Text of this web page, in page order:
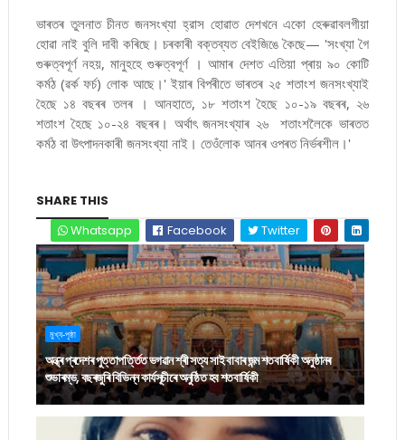
ভাৰতৰ তুলনাত চীনত জনসংখ্যা হ্রাস হোৱাত দেশখনে একো হেৰুৱাবলগীয়া
হোৱা নাই বুলি দাবী কৰিছে। চৰকাৰী বক্তব্যত বেইজিঙে কৈছে— 'সংখ্যা গৈ
গুৰুত্বপূৰ্ণ নহয়, মানুহহে গুৰুত্বপূৰ্ণ । আমাৰ দেশত এতিয়া প্ৰায় ৯০ কোটি
কর্মঠ (ৱৰ্ক ফৰ্চ) লোক আছে।' ইয়াৰ বিপৰীতে ভাৰতৰ ২৫ শতাংশ জনসংখ্যাই
হৈছে ১৪ বছৰৰ তলৰ । আনহাতে, ১৮ শতাংশ হৈছে ১০-১৯ বছৰৰ, ২৬
শতাংশ হৈছে ১০-২৪ বছৰৰ। অর্থাৎ জনসংখ্যাৰ ২৬ শতাংশলৈকে ভাৰতত
কর্মঠ বা উৎপাদনকাৰী জনসংখ্যা নাই। তেওঁলোক আনৰ ওপৰত নিৰ্ভৰশীল।'
SHARE THIS
Whatsapp
Facebook Twitter
মুখ্য-পৃষ্ঠা
অন্ধ্ৰ প্ৰদেশৰ পুত্তাপৰ্ত্তিত ভগৱান শ্ৰী সত্য সাই বাবাৰ জন্ম শতবাৰ্ষিকী অনুষ্ঠানৰ
শুভাৰম্ভ, বছৰজুৰি বিভিন্ন কাৰ্যসূচীৰে অনুষ্ঠিত হব শতবাৰ্ষিকী